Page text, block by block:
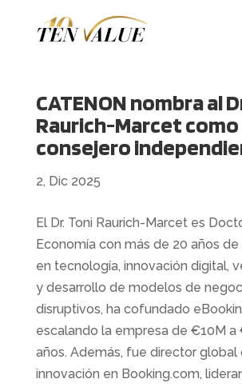
CATENON nombra al
Raurich-Marcet como
consejero
2, Dic 2025
El Dr. Toni Raurich-Marcet es
Economía con más de 20 años
en tecnología, innovación digital,
y desarrollo de modelos de
disruptivos, ha cofundado
escalando la empresa de €10M a
años. Además, fue director global
innovación en Booking.com,